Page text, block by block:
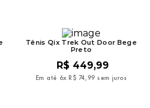
Tênis Qix Trek Out Door Bege
Preto
R$ 449,99
Em até 6x R$ 74, 99 sem juros